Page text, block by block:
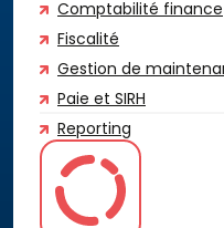
Comptabilité finance
Fiscalité
Gestion de
Paie et SIRH
Reporting